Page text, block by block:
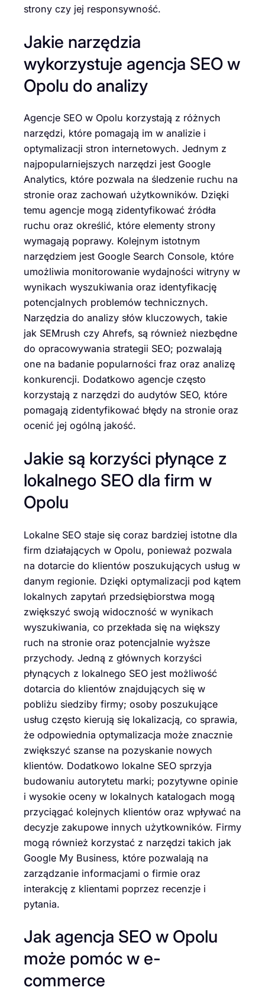
strony czy jej responsywność.
Jakie narzędzia
wykorzystuje agencja SEO w
Opolu do analizy
Agencje SEO w Opolu korzystają z różnych
narzędzi, które pomagają im w analizie i
optymalizacji stron internetowych. Jednym z
najpopularniejszych narzędzi jest Google
Analytics, które pozwala na śledzenie ruchu na
stronie oraz zachowań użytkowników. Dzięki
temu agencje mogą zidentyfikować źródła
ruchu oraz określić, które elementy strony
wymagają poprawy. Kolejnym istotnym
narzędziem jest Google Search Console, które
umożliwia monitorowanie wydajności witryny w
wynikach wyszukiwania oraz identyfikację
potencjalnych problemów technicznych.
Narzędzia do analizy słów kluczowych, takie
jak SEMrush czy Ahrefs, są również niezbędne
do opracowywania strategii SEO; pozwalają
one na badanie popularności fraz oraz analizę
konkurencji. Dodatkowo agencje często
korzystają z narzędzi do audytów SEO, które
pomagają zidentyfikować błędy na stronie oraz
ocenić jej ogólną jakość.
Jakie są korzyści płynące z
lokalnego SEO dla firm w
Opolu
Lokalne SEO staje się coraz bardziej istotne dla
firm działających w Opolu, ponieważ pozwala
na dotarcie do klientów poszukujących usług w
danym regionie. Dzięki optymalizacji pod kątem
lokalnych zapytań przedsiębiorstwa mogą
zwiększyć swoją widoczność w wynikach
wyszukiwania, co przekłada się na większy
ruch na stronie oraz potencjalnie wyższe
przychody. Jedną z głównych korzyści
płynących z lokalnego SEO jest możliwość
dotarcia do klientów znajdujących się w
pobliżu siedziby firmy; osoby poszukujące
usług często kierują się lokalizacją, co sprawia,
że odpowiednia optymalizacja może znacznie
zwiększyć szanse na pozyskanie nowych
klientów. Dodatkowo lokalne SEO sprzyja
budowaniu autorytetu marki; pozytywne opinie
i wysokie oceny w lokalnych katalogach mogą
przyciągać kolejnych klientów oraz wpływać na
decyzje zakupowe innych użytkowników. Firmy
mogą również korzystać z narzędzi takich jak
Google My Business, które pozwalają na
zarządzanie informacjami o firmie oraz
interakcję z klientami poprzez recenzje i
pytania.
Jak agencja SEO w Opolu
może pomóc w e-
commerce